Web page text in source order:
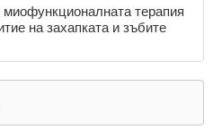
терапия
на захапката и зъбите